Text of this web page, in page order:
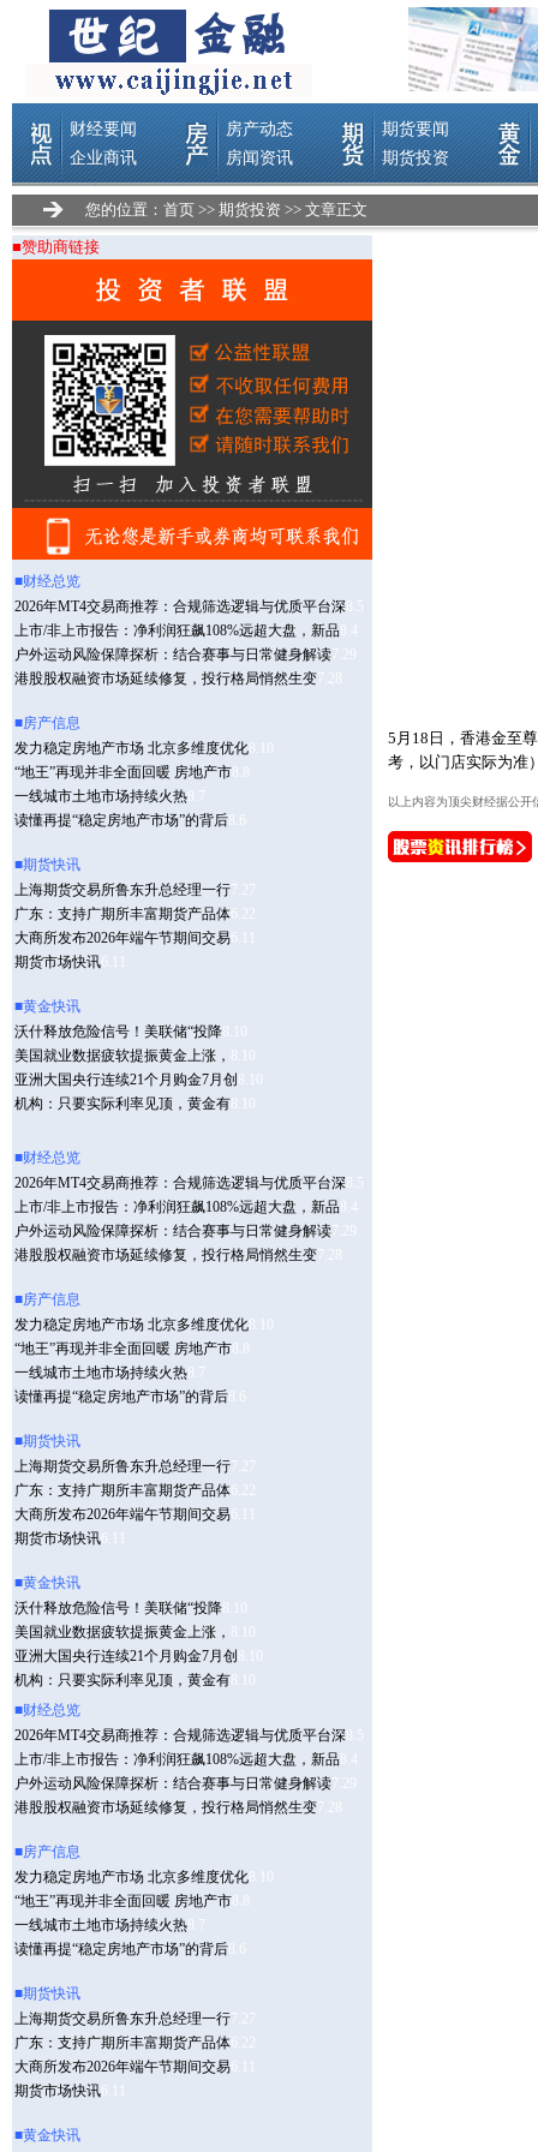
您的位置： 首页 >> 期货投资 >> 文章正文
■赞助商链接
5月18日，香港金至
考，以门店实际为准
以上内容为顶尖财经据公开